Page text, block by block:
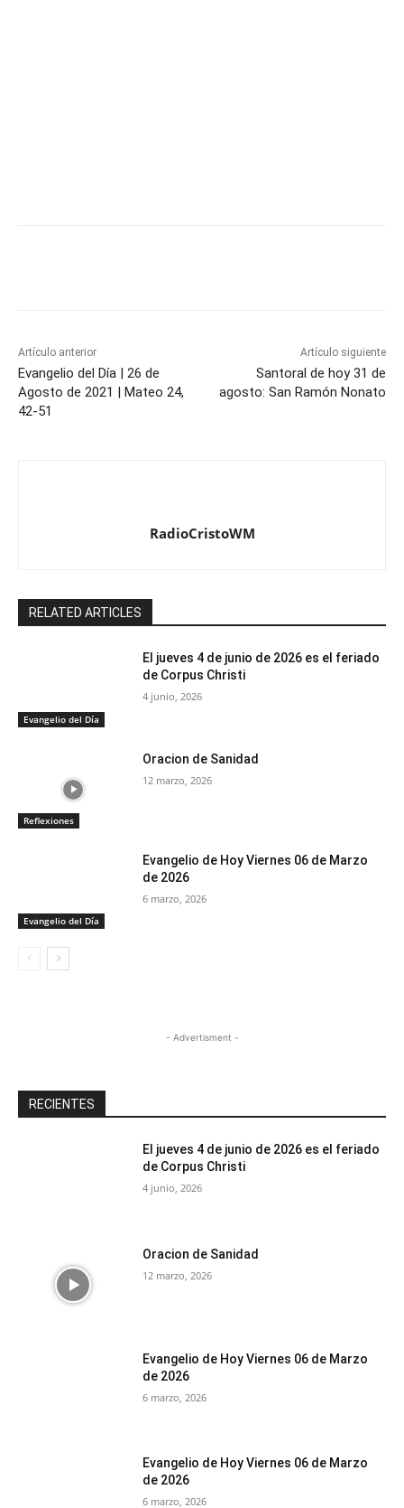
Artículo anterior
Evangelio del Día | 26 de
Agosto de 2021 | Mateo 24,
42-51
Artículo siguiente
Santoral de hoy 31 de
agosto: San Ramón Nonato
RadioCristoWM
RELATED ARTICLES
Evangelio del Día
El jueves 4 de junio de 2026 es el feriado
de Corpus Christi
4 junio, 2026
Reflexiones
Oracion de Sanidad
12 marzo, 2026
Evangelio del Día
Evangelio de Hoy Viernes 06 de Marzo
de 2026
6 marzo, 2026
- Advertisment -
RECIENTES
El jueves 4 de junio de 2026 es el feriado
de Corpus Christi
4 junio, 2026
Oracion de Sanidad
12 marzo, 2026
Evangelio de Hoy Viernes 06 de Marzo
de 2026
6 marzo, 2026
Evangelio de Hoy Viernes 06 de Marzo
de 2026
6 marzo, 2026